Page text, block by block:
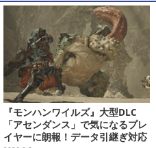
『モンハンワイルズ』大型DLC
「アセンダンス」で気になるプレ
イヤーに朗報！データ引継ぎ対応